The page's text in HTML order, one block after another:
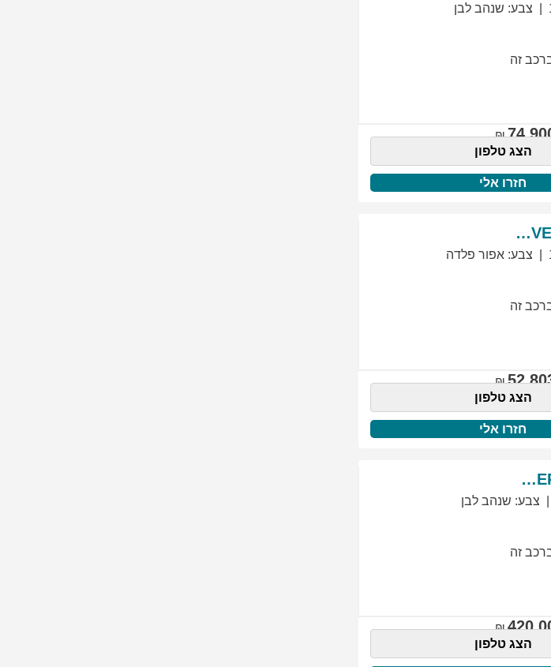
צבע: שנהב לבן
זה
הצג טלפון
חזרו אלי
EXCLUSIVE
צבע: אפור פלדה
זה
הצג טלפון
חזרו אלי
צבע: שנהב לבן
זה
הצג טלפון